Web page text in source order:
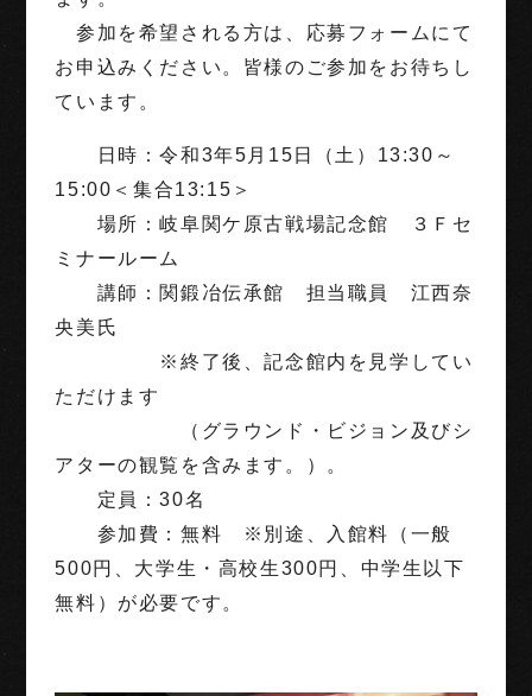
参加を希望される方は、応募フォームにて
お申込みください。皆様のご参加をお待ちし
ています。
日時：令和3年5月15日（土）13:30～
15:00＜集合13:15＞
場所：岐阜関ケ原古戦場記念館 ３Ｆセ
ミナールーム
講師：関鍛冶伝承館 担当職員 江西奈
央美氏
※終了後、記念館内を見学してい
ただけます
（グラウンド・ビジョン及びシ
アターの観覧を含みます。）。
定員：30名
参加費：無料 ※別途、入館料（一般
500円、大学生・高校生300円、中学生以下
無料）が必要です。